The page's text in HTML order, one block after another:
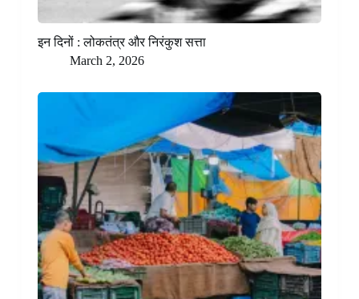
इन दिनों : लोकतंत्र और निरंकुश सत्ता
March 2, 2026